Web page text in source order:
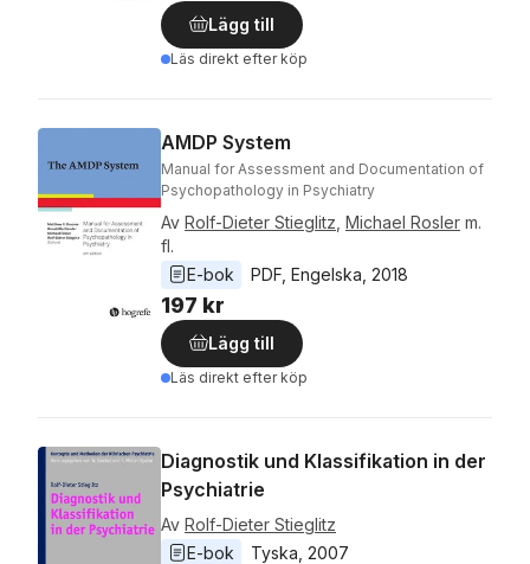
Lägg till
Läs direkt efter köp
AMDP System
Manual for Assessment and Documentation of
Psychopathology in Psychiatry
Av Rolf-Dieter Stieglitz Michael Rosler m.
fl.
E-bok
PDF Engelska 2018
197 kr
Lägg till
Läs direkt efter köp
Diagnostik und Klassifikation in der
Psychiatrie
Av Rolf-Dieter Stieglitz
E-bok
Tyska 2007